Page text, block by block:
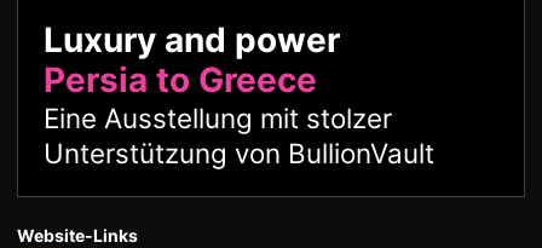
Luxury and power
Persia to Greece
Eine Ausstellung mit stolzer
Unterstützung von BullionVault
Website-Links